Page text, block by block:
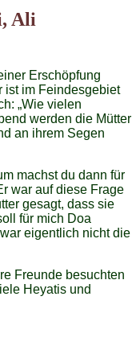
Ali
Erschöpfung
ist im Feindesgebiet
„Wie vielen
werden die Mütter
an ihrem Segen
machst du dann für
war auf diese Frage
gesagt, dass sie
für mich Doa
eigentlich nicht die
Freunde besuchten
Heyatis und